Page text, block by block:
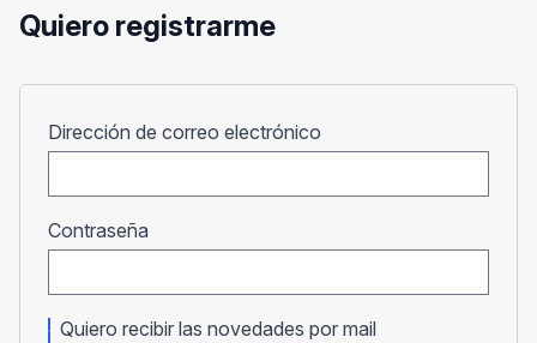
Quiero registrarme
Dirección de correo electrónico
Contraseña
Quiero recibir las novedades por mail